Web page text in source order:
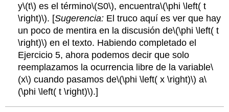
y\(t\) es el término\(S0\), encuentra\(\phi \left( t
\right)\). [Sugerencia: El truco aquí es ver que hay
un poco de mentira en la discusión de\(\phi \left( t
\right)\) en el texto. Habiendo completado el
Ejercicio 5, ahora podemos decir que solo
reemplazamos la ocurrencia libre de la variable\
(x\) cuando pasamos de\(\phi \left( x \right)\) a\
(\phi \left( t \right)\).]